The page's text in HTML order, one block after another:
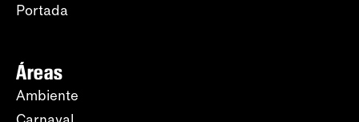
Portada
Áreas
Ambiente